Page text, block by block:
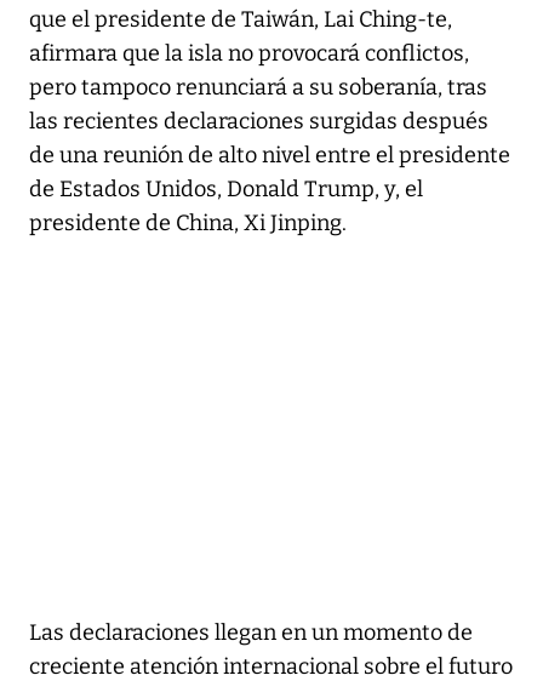
que el presidente de Taiwán, Lai Ching-te,
afirmara que la isla no provocará conflictos,
pero tampoco renunciará a su soberanía, tras
las recientes declaraciones surgidas después
de una reunión de alto nivel entre el presidente
de Estados Unidos, Donald Trump, y, el
presidente de China, Xi Jinping.
Las declaraciones llegan en un momento de
creciente atención internacional sobre el futuro